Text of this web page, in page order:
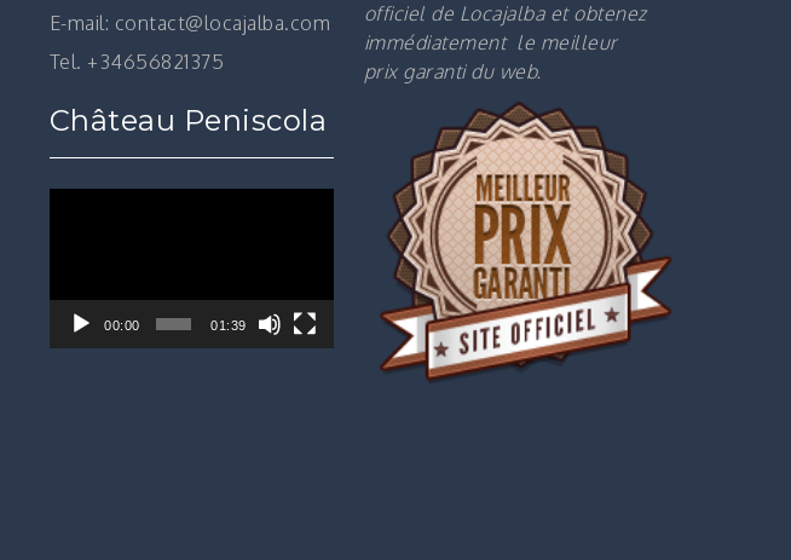
E-mail: contact@locajalba.com
Tel. +34656821375
Château Peniscola
00:00 01:39
officiel de Locajalba et obtenez
immédiatement le meilleur
prix garanti du web.